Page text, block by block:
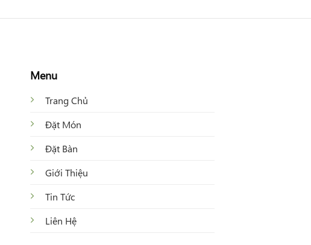
Menu
Trang Chủ
Đặt Món
Đặt Bàn
Giới Thiệu
Tin Tức
Liên Hệ